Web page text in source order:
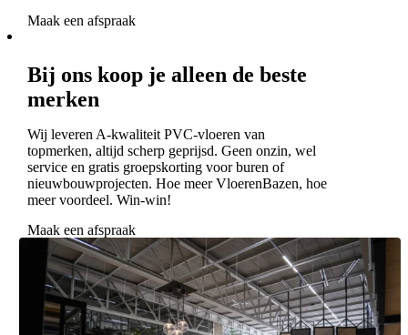
Maak een afspraak
Bij ons koop je alleen de beste
merken
Wij leveren A-kwaliteit PVC-vloeren van
topmerken, altijd scherp geprijsd. Geen onzin, wel
service en gratis groepskorting voor buren of
nieuwbouwprojecten. Hoe meer VloerenBazen, hoe
meer voordeel. Win-win!
Maak een afspraak